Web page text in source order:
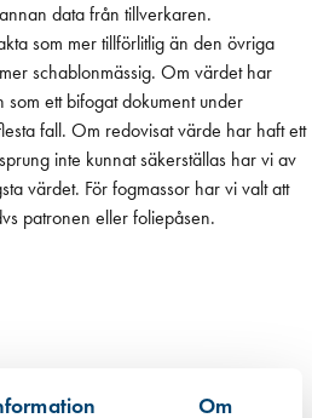
Om
data från tillverkaren.
som mer tillförlitlig än den övriga
schablonmässig. Om värdet har
som ett bifogat dokument under
fall. Om redovisat värde har haft ett
inte kunnat säkerställas har vi av
värdet. För fogmassor har vi valt att
patronen eller foliepåsen.